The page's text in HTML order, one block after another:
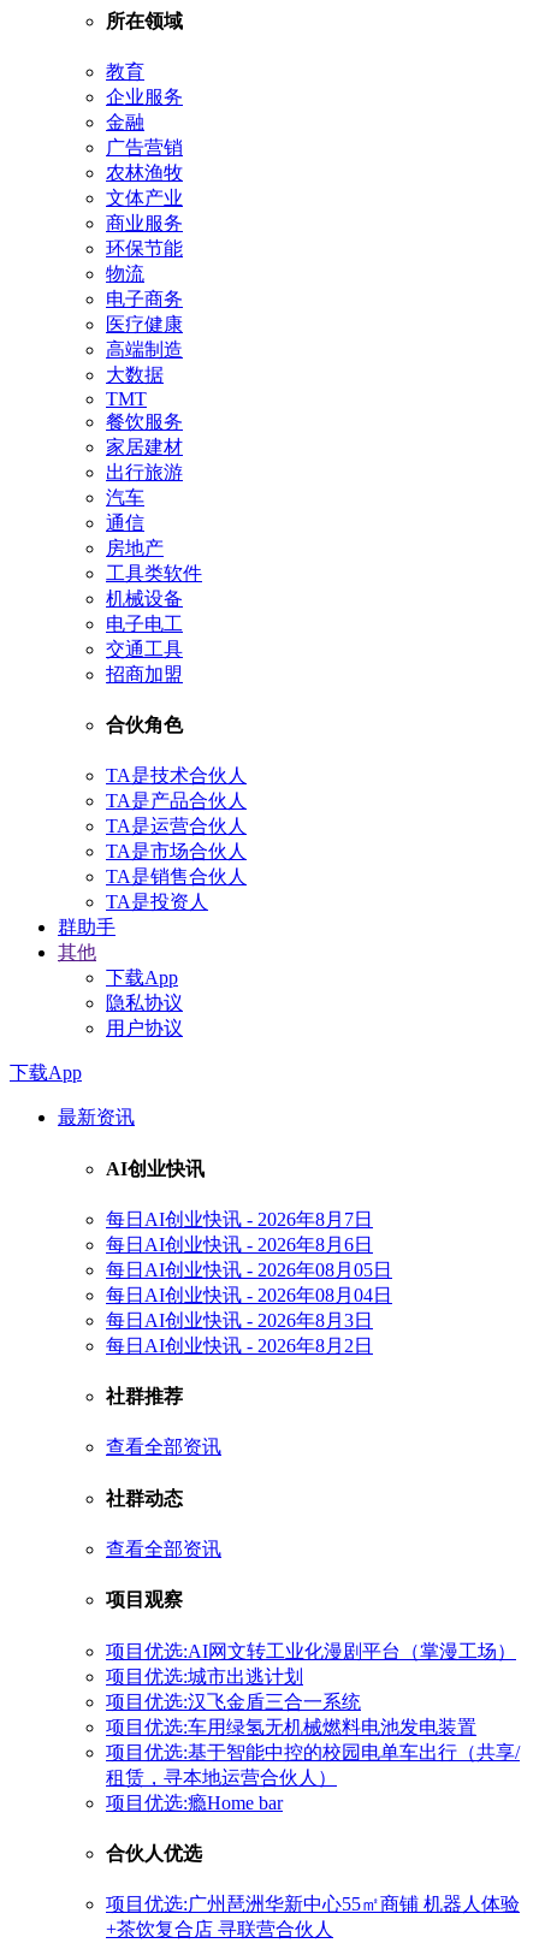
所在领域
教育
企业服务
金融
广告营销
农林渔牧
文体产业
商业服务
环保节能
物流
电子商务
医疗健康
高端制造
大数据
TMT
餐饮服务
家居建材
出行旅游
汽车
通信
房地产
工具类软件
机械设备
电子电工
交通工具
招商加盟
合伙角色
TA是技术合伙人
TA是产品合伙人
TA是运营合伙人
TA是市场合伙人
TA是销售合伙人
TA是投资人
群助手
其他
下载App
隐私协议
用户协议
下载App
最新资讯
AI创业快讯
每日AI创业快讯 - 2026年8月7日
每日AI创业快讯 - 2026年8月6日
每日AI创业快讯 - 2026年08月05日
每日AI创业快讯 - 2026年08月04日
每日AI创业快讯 - 2026年8月3日
每日AI创业快讯 - 2026年8月2日
社群推荐
查看全部资讯
社群动态
查看全部资讯
项目观察
项目优选:AI网文转工业化漫剧平台（掌漫工场）
项目优选:城市出逃计划
项目优选:汉飞金盾三合一系统
项目优选:车用绿氢无机械燃料电池发电装置
项目优选:基于智能中控的校园电单车出行（共享/
租赁，寻本地运营合伙人）
项目优选:瘾Home bar
合伙人优选
项目优选:广州琶洲华新中心55㎡商铺 机器人体验
+茶饮复合店 寻联营合伙人